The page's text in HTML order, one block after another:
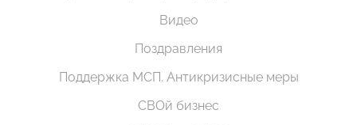
Видео
Поздравления
Поддержка МСП. Антикризисные меры
СВОй бизнес